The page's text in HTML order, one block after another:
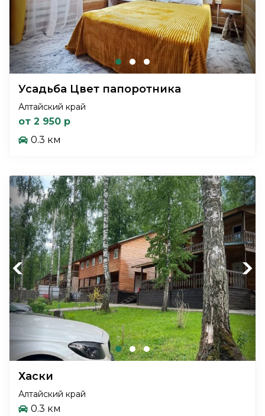
Усадьба Цвет папоротника
Алтайский край
от 2 950 р
0.3 км
Previous Next
Хаски
Алтайский край
0.3 км